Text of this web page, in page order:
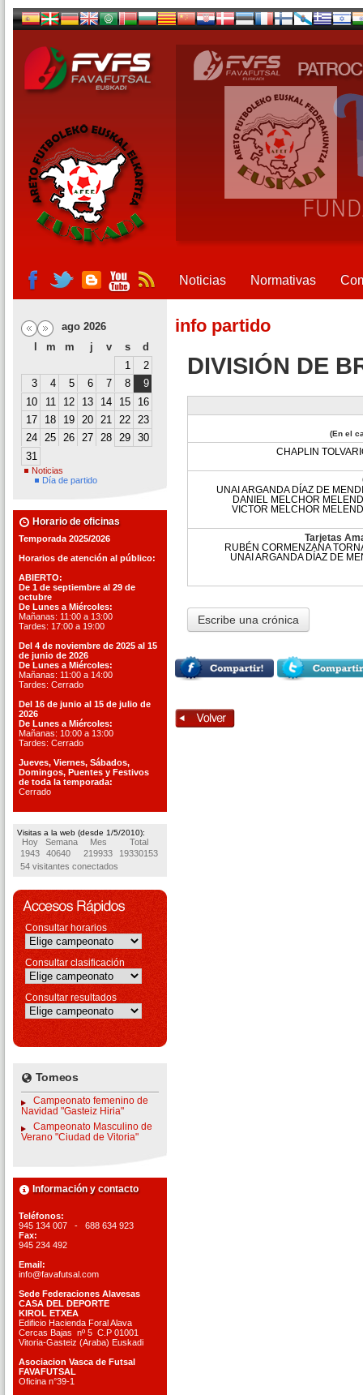
Noticias Normativas
ago 2026
m m j v s
d
1
2
3
4 5 6 7 8
9
10
11 12 13 14 15
16
17
18 19 20 21 22 23
24 25 26 27 28 29 30
31
Noticias
Día de partido
Horario de oficinas
Temporada 2025/2026
Horarios de atención al público:
ABIERTO:
De 1 de septiembre al 29 de
octubre
De Lunes a Miércoles:
Mañanas: 11:00 a 13:00
Tardes: 17:00 a 19:00
Del 4 de noviembre de 2025 al 15
de junio de 2026
De Lunes a Miércoles:
Mañanas: 11:00 a 14:00
Tardes: Cerrado
Del 16 de junio al 15 de julio de
2026
De Lunes a Miércoles:
Mañanas: 10:00 a 13:00
Tardes: Cerrado
Jueves, Viernes, Sábados,
Domingos, Puentes y Festivos
de toda la temporada:
Cerrado
Visitas a la web (desde 1/5/2010):
Hoy Semana Mes
Total
1943
40640 219933
19330153
54 visitantes conectados
Consultar horarios
Consultar clasificación
Consultar resultados
Torneos
Campeonato femenino de
Navidad "Gasteiz Hiria"
Campeonato Masculino de
Verano "Ciudad de Vitoria"
Información y contacto
Teléfonos:
945 134 007 - 688 634 923
Fax:
945 234 492
Email:
info@favafutsal.com
Sede Federaciones Alavesas
CASA DEL DEPORTE
KIROL ETXEA
Edificio Hacienda Foral Alava
Cercas Bajas nº 5 C.P 01001
Vitoria-Gasteiz (Araba) Euskadi
Asociacion Vasca de Futsal
FAVAFUTSAL
Oficina n°39-1
info partido
DIVISIÓN DE
(En el
CHAPLIN
UNAI ARGANDA DÍAZ DE
DANIEL MELCHOR
VICTOR MELCHOR
Tarjetas
RUBÉN CORMENZANA
UNAI ARGANDA DÍAZ DE
Escribe una crónica